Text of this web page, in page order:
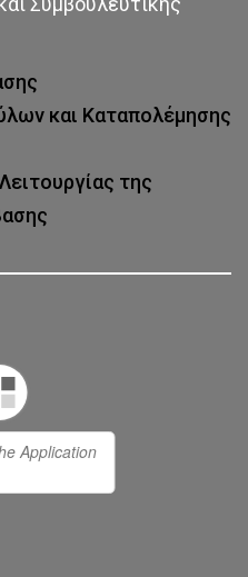
και Καταπολέμησης
της